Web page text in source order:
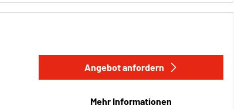
Angebot anfordern
Mehr Informationen